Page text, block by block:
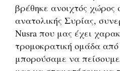
βρέθηκε ανοιχτός χώρος
ανατολικής Συρίας,
Nusra που μας έχει
τρομοκρατική ομάδα
μπορούσαμε να